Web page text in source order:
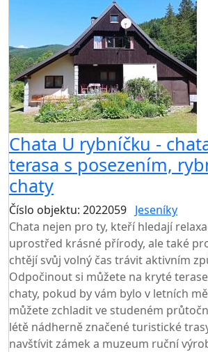
Chata U rybníčku -
terasa s posezením,
chaty
Číslo objektu: 2022059 Jeseníky
Chata nejen pro ty, kteří hledají
uprostřed krásné přírody, ale také
chtějí svůj volný čas trávit aktivním
Odpočinout si můžete na kryté
chaty, pokud by vám bylo v letních
můžete zchladit ve studeném
létě nádherně značené turistické
navštívit zámek a muzeum ruční